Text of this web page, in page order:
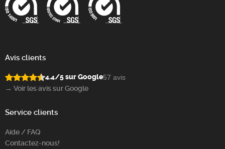
Avis clients
4.4/5 sur Google57 avis
→ Voir les avis sur Google
Service clients
Aide / FAQ
Contactez-nous!